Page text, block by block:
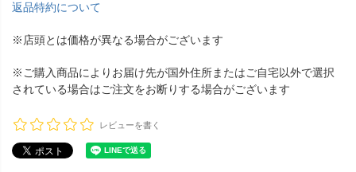
返品特約について
※店頭とは価格が異なる場合がございます
※ご購入商品によりお届け先が国外住所またはご自宅以外で選択
されている場合はご注文をお断りする場合がございます
レビューを書く